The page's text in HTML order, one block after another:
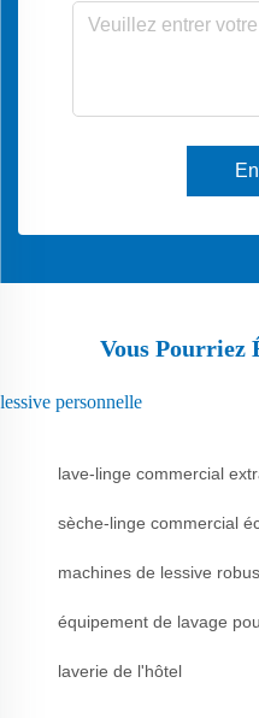
Vous Pourriez
lessive personnelle
lave-linge commercial
sèche-linge commercial
machines de lessive
équipement de lavage
laverie de l'hôtel